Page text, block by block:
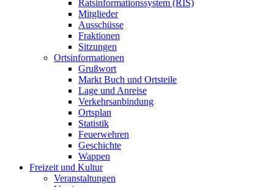
Ratsinformationssystem (RIS)
Mitglieder
Ausschüsse
Fraktionen
Sitzungen
Ortsinformationen
Grußwort
Markt Buch und Ortsteile
Lage und Anreise
Verkehrsanbindung
Ortsplan
Statistik
Feuerwehren
Geschichte
Wappen
Freizeit und Kultur
Veranstaltungen